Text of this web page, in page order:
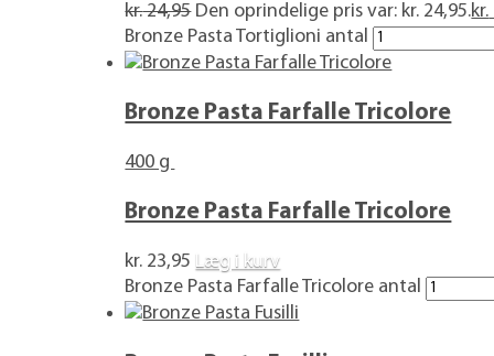
kr.24,95 Den oprindelige pris var: kr. 24,95.kr.
Bronze Pasta Tortiglioni antal
Bronze Pasta Farfalle Tricolore
400 g
Bronze Pasta Farfalle Tricolore
kr. 23,95 Læg i kurv
Bronze Pasta Farfalle Tricolore antal